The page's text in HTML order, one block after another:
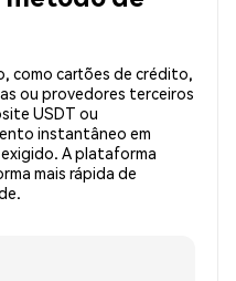
como cartões de crédito,
ou provedores terceiros
USDT ou
instantâneo em
A plataforma
mais rápida de